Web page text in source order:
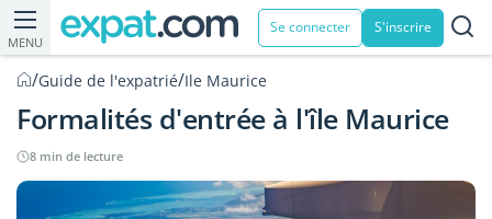
MENU
Se connecter S'inscrire
/Guide de l'expatrié/Ile Maurice
Formalités d'entrée à l'île Maurice
8 min de lecture